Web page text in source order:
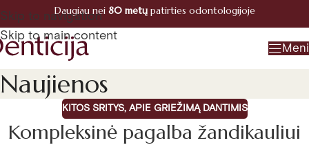
Skip to navigation
Skip to main content
+370 660 07770 Registracija
Daugiau nei 80 metųpatirties odontologijoje
Naujienos
KITOS SRITYS, APIE GRIEŽIMĄ DANTIMIS
Kompleksinė pagalba žandikauliui